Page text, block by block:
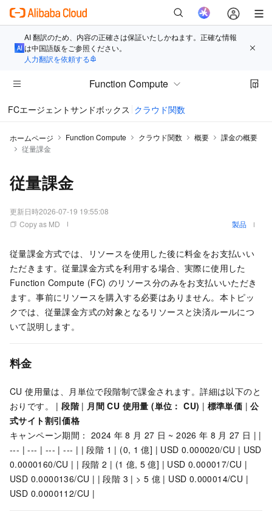
AI 翻訳のため、内容の正確さは保証いたしかねます。正確な情報
は中国語版をご参照ください。
人力翻訳を依頼する
Function Compute
FCエージェントサンドボックス クラウド関数
ホームページ Function Compute クラウド関数 概要
課金の概要
従量課金
従量課金
更新日時2026-07-19 19:55:08
Copy as MD
製品
従量課金方式では、リソースを使用した後に料金をお支払いい
ただきます。従量課金方式を利用する場合、実際に使用した
Function Compute (FC) のリソース分のみをお支払いいただき
ます。事前にリソースを購入する必要はありません。本トピッ
クでは、従量課金方式の対象となるリソースと決済ルールにつ
いて説明します。
料金
CU 使用量は、月単位で段階制で課金されます。詳細は以下のと
おりです。 |段階| 月間 CU 使用量 (単位： CU) | 標準単価 |公
式サイト割引価格
キャンペーン期間： 2024 年 8 月 27 日 ~ 2026 年 8 月 27 日 | |
--- | --- | --- | --- | | 段階 1 | (0, 1 億] | USD 0.000020/CU | USD
0.0000160/CU | | 段階 2 | (1 億, 5 億] | USD 0.000017/CU |
USD 0.0000136/CU | | 段階 3 | > 5 億 | USD 0.000014/CU |
USD 0.0000112/CU |